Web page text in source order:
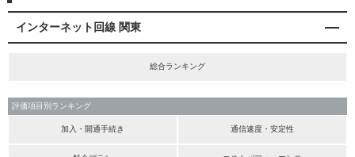
インターネット回線 関東
総合ランキング
評価項目別ランキング
加入・開通手続き 通信速度・安定性